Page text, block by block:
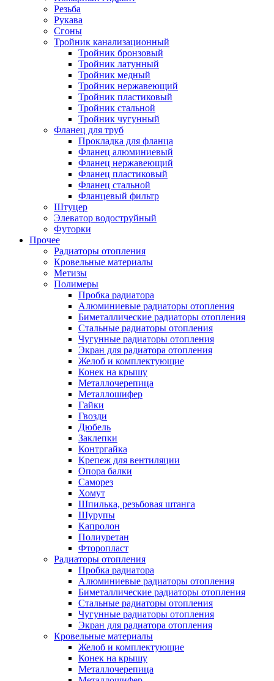
Резьба
Рукава
Сгоны
Тройник канализационный
Тройник бронзовый
Тройник латунный
Тройник медный
Тройник нержавеющий
Тройник пластиковый
Тройник стальной
Тройник чугунный
Фланец для труб
Прокладка для фланца
Фланец алюминиевый
Фланец нержавеющий
Фланец пластиковый
Фланец стальной
Фланцевый фильтр
Штуцер
Элеватор водоструйный
Футорки
Прочее
Радиаторы отопления
Кровельные материалы
Метизы
Полимеры
Пробка радиатора
Алюминиевые радиаторы отопления
Биметаллические радиаторы отопления
Стальные радиаторы отопления
Чугунные радиаторы отопления
Экран для радиатора отопления
Желоб и комплектующие
Конек на крышу
Металлочерепица
Металлошифер
Гайки
Гвозди
Дюбель
Заклепки
Контргайка
Крепеж для вентиляции
Опора балки
Саморез
Хомут
Шпилька, резьбовая штанга
Шурупы
Капролон
Полиуретан
Фторопласт
Радиаторы отопления
Пробка радиатора
Алюминиевые радиаторы отопления
Биметаллические радиаторы отопления
Стальные радиаторы отопления
Чугунные радиаторы отопления
Экран для радиатора отопления
Кровельные материалы
Желоб и комплектующие
Конек на крышу
Металлочерепица